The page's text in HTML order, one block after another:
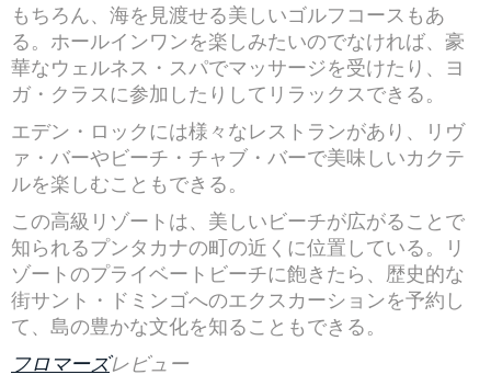
もちろん、海を見渡せる美しいゴルフコースもあ
る。ホールインワンを楽しみたいのでなければ、豪
華なウェルネス・スパでマッサージを受けたり、ヨ
ガ・クラスに参加したりしてリラックスできる。
エデン・ロックには様々なレストランがあり、リヴ
ァ・バーやビーチ・チャブ・バーで美味しいカクテ
ルを楽しむこともできる。
この高級リゾートは、美しいビーチが広がることで
知られるプンタカナの町の近くに位置している。リ
ゾートのプライベートビーチに飽きたら、歴史的な
街サント・ドミンゴへのエクスカーションを予約し
て、島の豊かな文化を知ることもできる。
フロマーズレビュー